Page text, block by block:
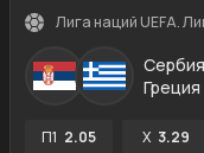
Сербия
Греция
П1 2.05 X 3.29